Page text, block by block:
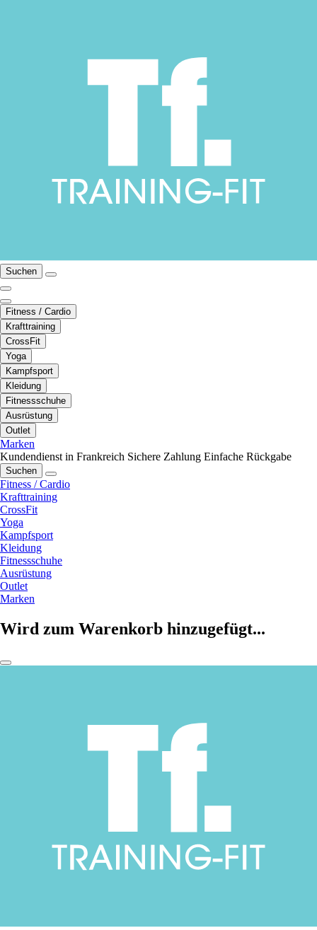
Suchen
Fitness / Cardio
Krafttraining
CrossFit
Yoga
Kampfsport
Kleidung
Fitnessschuhe
Ausrüstung
Outlet
Marken
Kundendienst in Frankreich Sichere Zahlung Einfache Rückgabe
Suchen
Fitness / Cardio
Krafttraining
CrossFit
Yoga
Kampfsport
Kleidung
Fitnessschuhe
Ausrüstung
Outlet
Marken
Wird zum Warenkorb hinzugefügt...